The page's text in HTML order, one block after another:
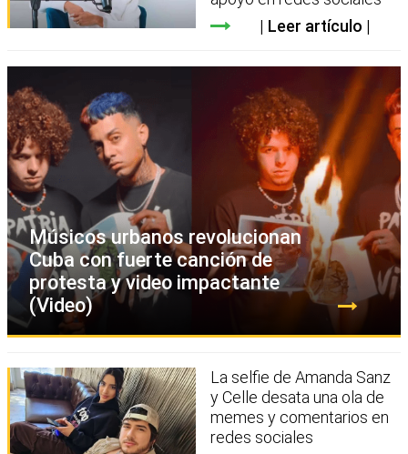
Leer artículo
Músicos urbanos revolucionan
Cuba con fuerte canción de
protesta y video impactante
(Video)
La selfie de Amanda Sanz
y Celle desata una ola de
memes y comentarios en
redes sociales